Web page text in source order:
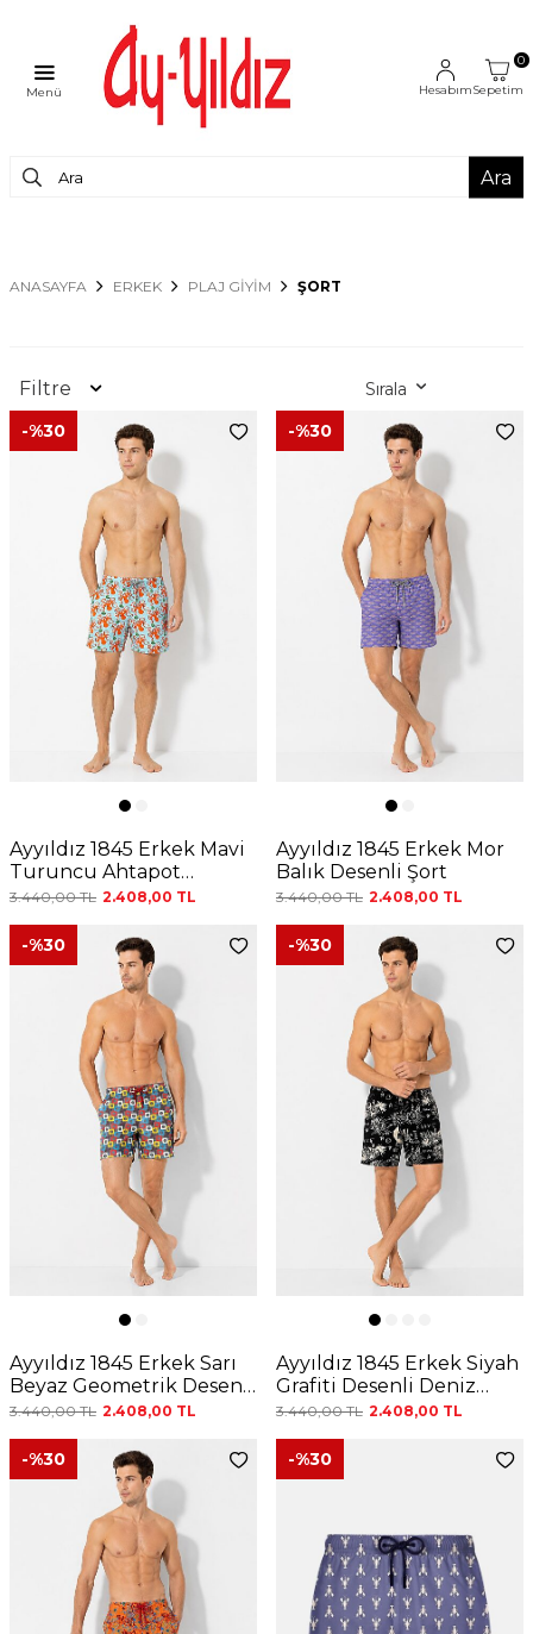
Menü Hesabım
0
Sepetim
Ara
ANASAYFA ERKEK PLAJ GİYİM ŞORT
Filtre
Sırala
-%30
Ayyıldız 1845 Erkek Mavi
Turuncu Ahtapot
Desenli Şortu
3.440,00TL 2.408,00 TL
-%30
Ayyıldız 1845 Erkek Mor
Balık Desenli Şort
3.440,00TL 2.408,00 TL
-%30
Ayyıldız 1845 Erkek Sarı
Beyaz Geometrik Desenli
Şort
3.440,00TL 2.408,00 TL
-%30
Ayyıldız 1845 Erkek Siyah
Grafiti Desenli Deniz
Şortu
3.440,00TL 2.408,00 TL
-%30 -%30